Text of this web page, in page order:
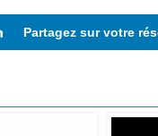
certifiés par
OK
Notre plateforme
Partagez sur votre